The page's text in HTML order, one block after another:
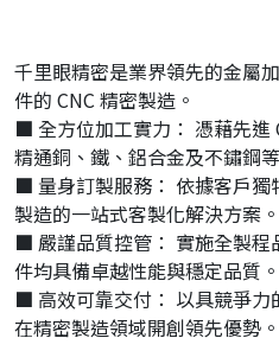
千里眼精密是業界領先的金屬
件的 CNC 精密製造。
■ 全方位加工實力： 憑藉先進
精通銅、鐵、鋁合金及不鏽鋼
■ 量身訂製服務： 依據客戶獨
製造的一站式客製化解決方案。
■ 嚴謹品質控管： 實施全製程
件均具備卓越性能與穩定品質。
■ 高效可靠交付： 以具競爭力
在精密製造領域開創領先優勢。